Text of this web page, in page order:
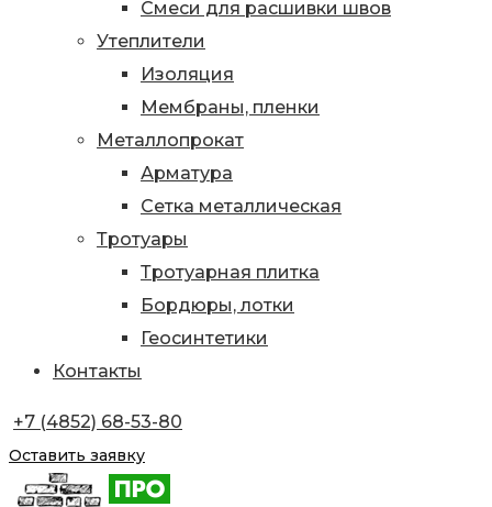
Смеси для расшивки швов
Утеплители
Изоляция
Мембраны, пленки
Металлопрокат
Арматура
Сетка металлическая
Тротуары
Тротуарная плитка
Бордюры, лотки
Геосинтетики
Контакты
+7 (4852) 68-53-80
Оставить заявку